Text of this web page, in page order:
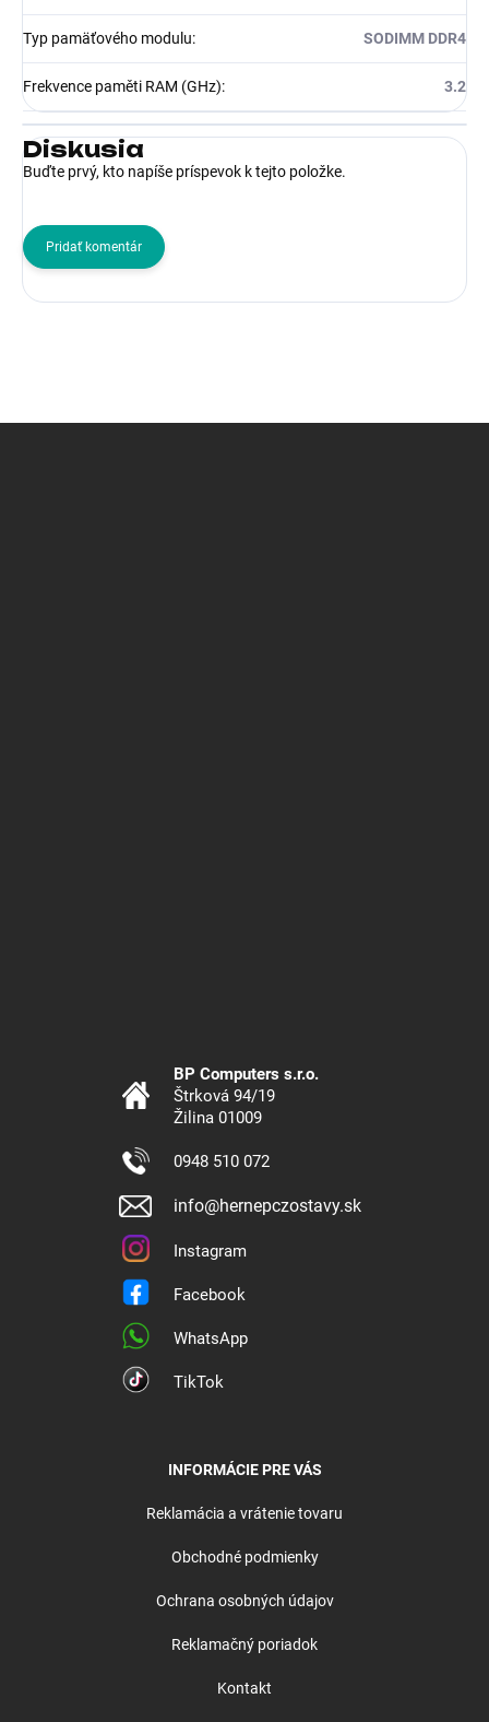
Typ pamäťového modulu: SODIMM DDR4
Frekvence paměti RAM (GHz): 3.2
Diskusia
Buďte prvý, kto napíše príspevok k tejto položke.
Pridať komentár
BP Computers s.r.o.
Štrková 94/19
Žilina 01009
0948 510 072
info@hernepczostavy.sk
Instagram
Facebook
WhatsApp
TikTok
INFORMÁCIE PRE VÁS
Reklamácia a vrátenie tovaru
Obchodné podmienky
Ochrana osobných údajov
Reklamačný poriadok
Kontakt